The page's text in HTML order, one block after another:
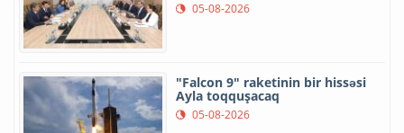
05-08-2026
"Falcon 9" raketinin bir hissəsi
Ayla toqquşacaq
05-08-2026